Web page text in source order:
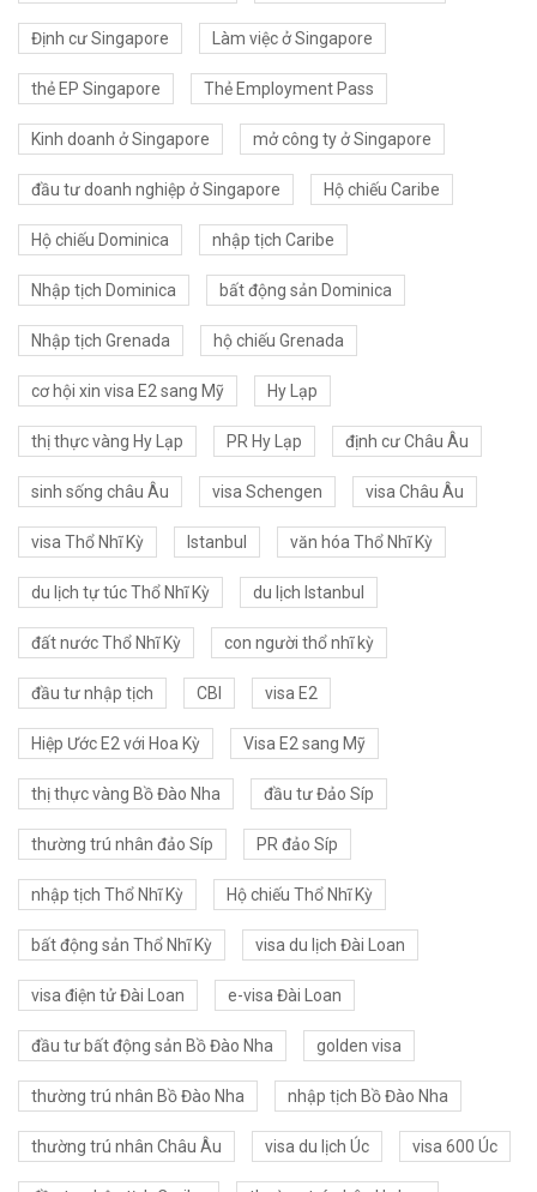
Định cư Singapore Làm việc ở Singapore
thẻ EP Singapore Thẻ Employment Pass
Kinh doanh ở Singapore mở công ty ở Singapore
đầu tư doanh nghiệp ở Singapore Hộ chiếu Caribe
Hộ chiếu Dominica nhập tịch Caribe
Nhập tịch Dominica bất động sản Dominica
Nhập tịch Grenada hộ chiếu Grenada
cơ hội xin visa E2 sang Mỹ Hy Lạp
thị thực vàng Hy Lạp PR Hy Lạp định cư Châu Âu
sinh sống châu Âu visa Schengen visa Châu Âu
visa Thổ Nhĩ Kỳ Istanbul văn hóa Thổ Nhĩ Kỳ
du lịch tự túc Thổ Nhĩ Kỳ du lịch Istanbul
đất nước Thổ Nhĩ Kỳ con người thổ nhĩ kỳ
đầu tư nhập tịch CBI visa E2
Hiệp Ước E2 với Hoa Kỳ Visa E2 sang Mỹ
thị thực vàng Bồ Đào Nha đầu tư Đảo Síp
thường trú nhân đảo Síp PR đảo Síp
nhập tịch Thổ Nhĩ Kỳ Hộ chiếu Thổ Nhĩ Kỳ
bất động sản Thổ Nhĩ Kỳ visa du lịch Đài Loan
visa điện tử Đài Loan e-visa Đài Loan
đầu tư bất động sản Bồ Đào Nha golden visa
thường trú nhân Bồ Đào Nha nhập tịch Bồ Đào Nha
thường trú nhân Châu Âu visa du lịch Úc visa 600 Úc